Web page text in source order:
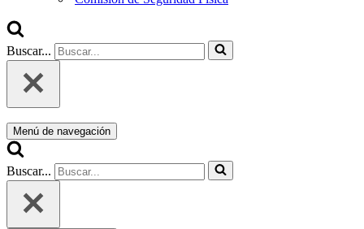
Buscar...
Menú de navegación
Buscar...